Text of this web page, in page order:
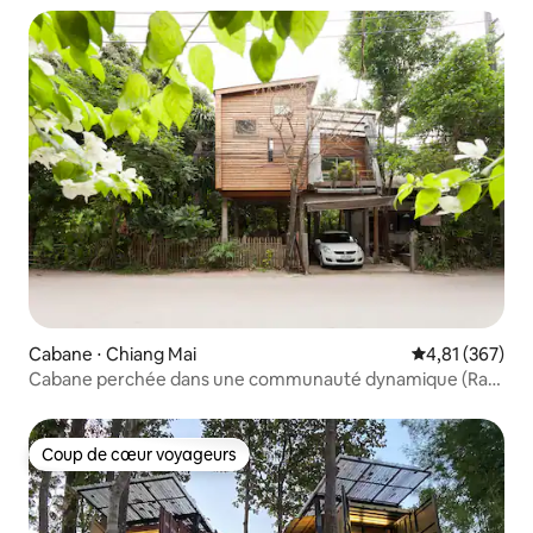
Cabane ⋅ Chiang Mai Évaluation
4,81 (367)
Cabane perchée dans une communauté dynamique (Ram
Coup de cœur voyageurs
Coup de cœur voyageurs